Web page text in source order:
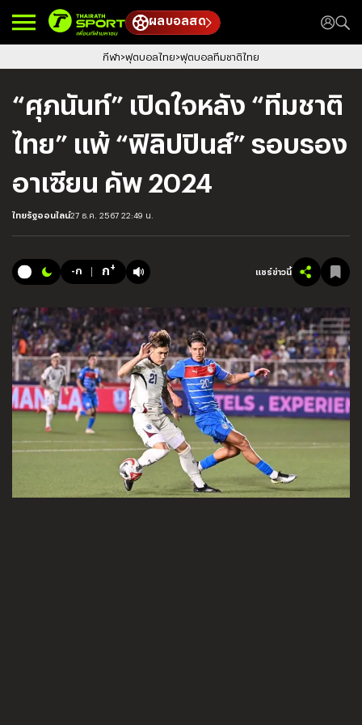
ผลบอลสด
กีฬา ฟุตบอลไทย ฟุตบอลทีมชาติไทย
“ศุภนันท์” เปิดใจหลัง “ทีมชาติ
ไทย” แพ้ “ฟิลิปปินส์” รอบรอง
อาเซียน คัพ 2024
ไทยรัฐออนไลน์27 ธ.ค. 2567 22:49 น.
-ก ก+ แชร์ข่าวนี้